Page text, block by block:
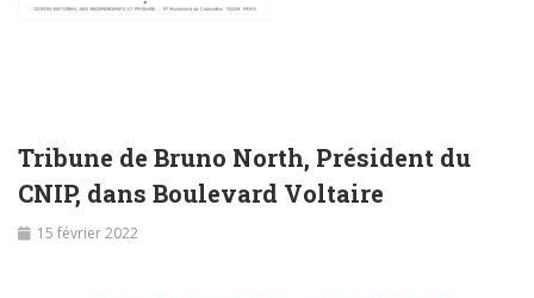
Tribune de Bruno North, Président du
CNIP, dans Boulevard Voltaire
15 février 2022